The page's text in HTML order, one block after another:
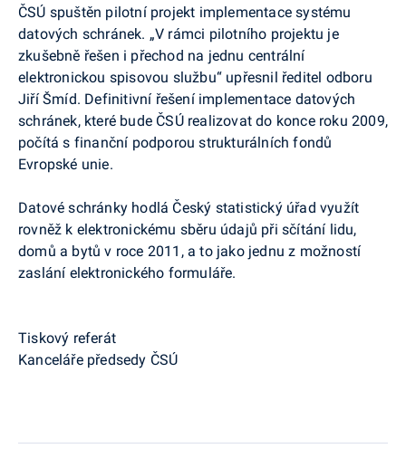
ČSÚ spuštěn pilotní projekt implementace systému
datových schránek. „V rámci pilotního projektu je
zkušebně řešen i přechod na jednu centrální
elektronickou spisovou službu“ upřesnil ředitel odboru
Jiří Šmíd. Definitivní řešení implementace datových
schránek, které bude ČSÚ realizovat do konce roku 2009,
počítá s finanční podporou strukturálních fondů
Evropské unie.
Datové schránky hodlá Český statistický úřad využít
rovněž k elektronickému sběru údajů při sčítání lidu,
domů a bytů v roce 2011, a to jako jednu z možností
zaslání elektronického formuláře.
Tiskový referát
Kanceláře předsedy ČSÚ